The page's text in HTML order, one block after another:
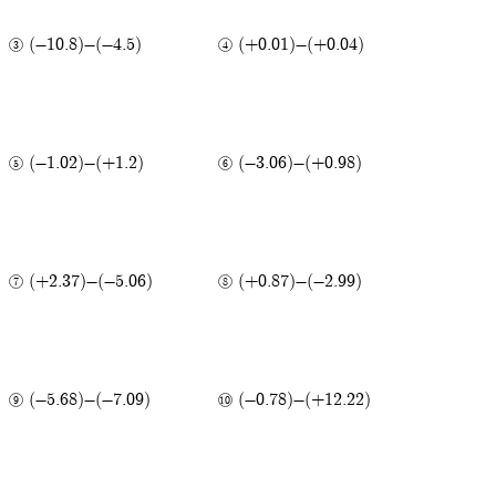
(-10.8)-(-4.5) (+0.01)-(+0.04)
(-1.02)-(+1.2) (-3.06)-(+0.98)
(+2.37)-(-5.06) (+0.87)-(-2.99)
(-5.68)-(-7.09) (-0.78)-(+12.22)